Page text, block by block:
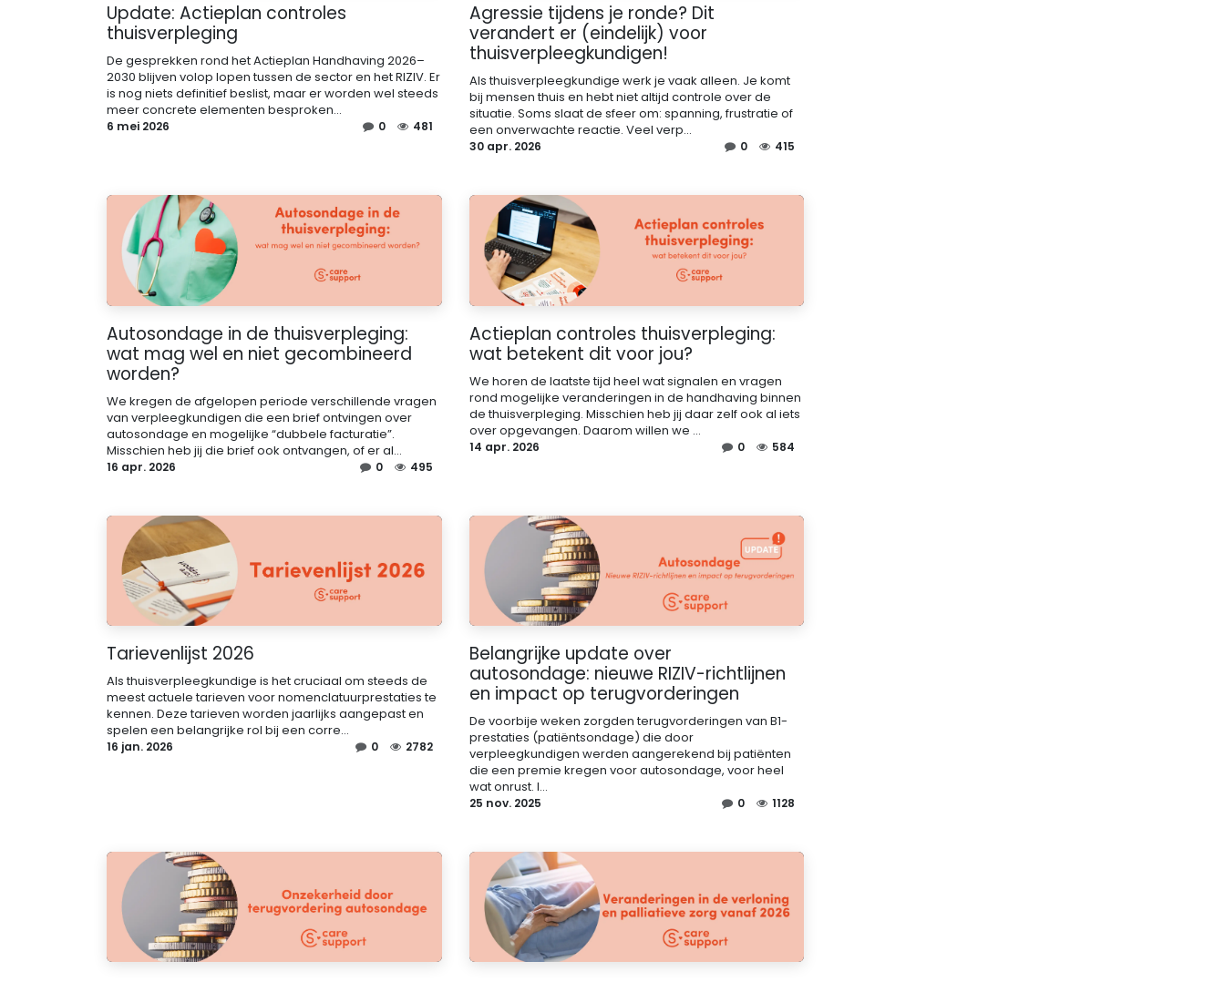
Update: Actieplan controles
thuisverpleging
De gesprekken rond het Actieplan Handhaving 2026–
2030 blijven volop lopen tussen de sector en het RIZIV. Er
is nog niets definitief beslist, maar er worden wel steeds
meer concrete elementen besproken...
6 mei 2026 0 481
Agressie tijdens je ronde? Dit
verandert er (eindelijk) voor
thuisverpleegkundigen!
Als thuisverpleegkundige werk je vaak alleen. Je komt
bij mensen thuis en hebt niet altijd controle over de
situatie. Soms slaat de sfeer om: spanning, frustratie of
een onverwachte reactie. Veel verp...
30 apr. 2026 0 415
Autosondage in de thuisverpleging:
wat mag wel en niet gecombineerd
worden?
We kregen de afgelopen periode verschillende vragen
van verpleegkundigen die een brief ontvingen over
autosondage en mogelijke “dubbele facturatie”.
Misschien heb jij die brief ook ontvangen, of er al...
16 apr. 2026 0 495
Actieplan controles thuisverpleging:
wat betekent dit voor jou?
We horen de laatste tijd heel wat signalen en vragen
rond mogelijke veranderingen in de handhaving binnen
de thuisverpleging. Misschien heb jij daar zelf ook al iets
over opgevangen. Daarom willen we ...
14 apr. 2026 0 584
Tarievenlijst 2026
Als thuisverpleegkundige is het cruciaal om steeds de
meest actuele tarieven voor nomenclatuurprestaties te
kennen. Deze tarieven worden jaarlijks aangepast en
spelen een belangrijke rol bij een corre...
16 jan. 2026 0 2782
Belangrijke update over
autosondage: nieuwe RIZIV-richtlijnen
en impact op terugvorderingen
De voorbije weken zorgden terugvorderingen van B1-
prestaties (patiëntsondage) die door
verpleegkundigen werden aangerekend bij patiënten
die een premie kregen voor autosondage, voor heel
wat onrust. I...
25 nov. 2025 0 1128